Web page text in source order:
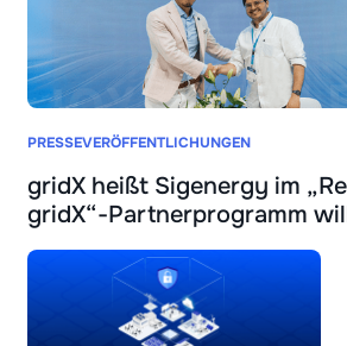
PRESSEVERÖFFENTLICHUNGEN
gridX heißt Sigenergy im
gridX“-Partnerprogramm